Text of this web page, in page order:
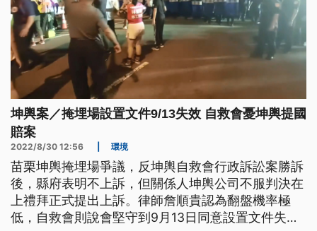
坤輿案／掩埋場設置文件9/13失效 自救會憂坤輿提國
賠案
2022/8/30 12:56 環境
苗栗坤輿掩埋場爭議，反坤輿自救會行政訴訟案勝訴
後，縣府表明不上訴，但關係人坤輿公司不服判決在
上禮拜正式提出上訴。律師詹順貴認為翻盤機率極
低，自救會則說會堅守到9月13日同意設置文件失效